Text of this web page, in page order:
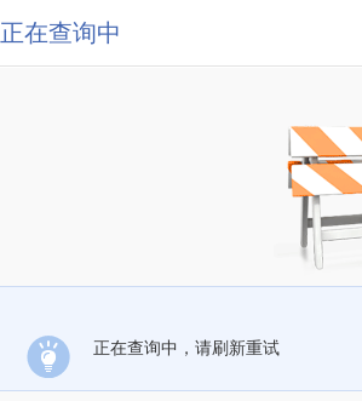
正在查询中
正在查询中，请刷新重试